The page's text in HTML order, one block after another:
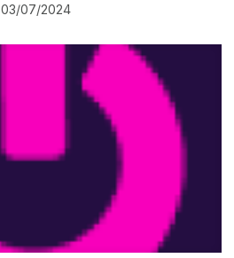
03/07/2024